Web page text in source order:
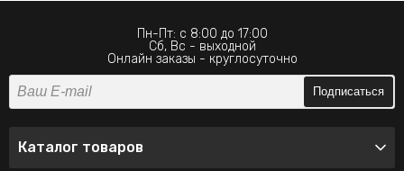
Пн-Пт: с 8:00 до 17:00
Сб, Вс - выходной
Онлайн заказы - круглосуточно
Подписаться
Каталог товаров